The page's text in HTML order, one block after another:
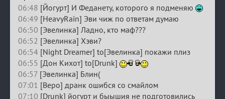
06:48 [Йогурт] И Феданету, которого я подменяю
06:49 [HeavyRain] Эви чиж по ответам думаю
06:50 [Эвелинка] Ладно, кто маф???
06:52 [Эвелинка] Хэви?
06:54 [Night Dreamer] to[Эвелинка] покажи плиз
06:55 [Дон Кихот] to[Drunk]
06:57 [Эвелинка] Блин(
07:01 [Веро] дранк ошибся со смайлом
07:10 [Drunk] йогурт и быышия не подготовились